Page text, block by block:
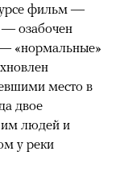
фильм —
— озабочен
«нормальные»
место в
двое
им людей и
у реки